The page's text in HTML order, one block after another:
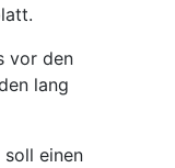
vor den
lang
einen